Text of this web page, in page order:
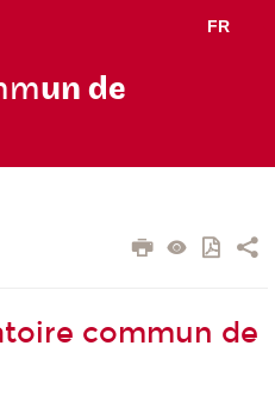
FR
un de
commun de